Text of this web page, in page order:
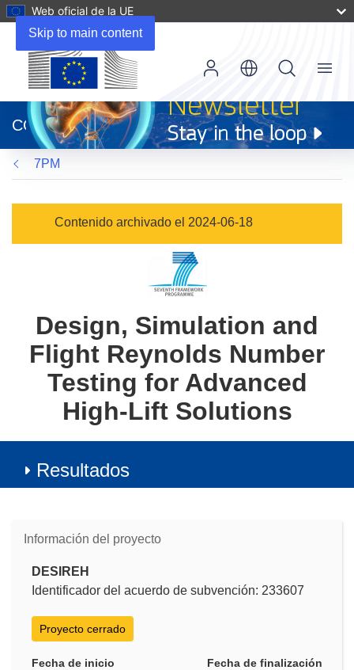
Skip to main content
Web oficial de la UE
abrirá
en
una
nueva
ventana)
CORDIS
Menu
7PM
Contenido archivado el 2024-06-18
Design, Simulation and
Flight Reynolds Number
Testing for Advanced
High-Lift Solutions
Resultados
Información del proyecto
DESIREH
Identificador del acuerdo de subvención: 233607
Proyecto cerrado
Fecha de inicio
Fecha de finalización